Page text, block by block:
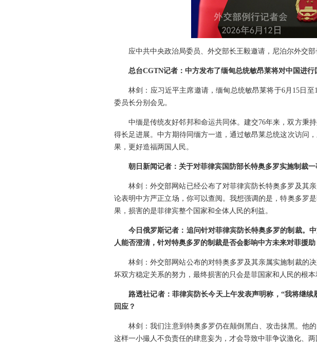
应中共中央政治局委员、外交部长王毅邀请，尼泊尔外交部
总台CGTN记者：中方发布了缅甸总统敏昂莱将对中国进
林剑：应习近平主席邀请，缅甸总统敏昂莱将于6月15日
委员长分别会见。
中缅是传统友好邻邦和命运共同体。建交76年来，双方秉
得长足进展。中方期待同缅方一道，通过敏昂莱总统这次访问
果，更好造福两国人民。
朝日新闻记者：关于对菲律宾国防部长特奥多罗实施制裁
林剑：外交部网站已经公布了对菲律宾防长特奥多罗及其
论表明中方严正立场，你可以查阅。我想强调的是，特奥多罗
果，损害的是菲律宾整个国家和全体人民的利益。
今日俄罗斯记者：追问针对菲律宾防长特奥多罗的制裁。
人能否澄清，针对特奥多罗的制裁是否会影响中方未来对菲援
林剑：外交部网站公布的对特奥多罗及其亲属实施制裁的
坏双方稳定关系的努力，最终损害的只会是菲国家和人民的根本
路透社记者：菲律宾防长今天上午发表声明称，“我将继
回应？
林剑：我们注意到特奥多罗仍在颠倒黑白、攻击抹黑。他
这样一小撮人不负责任的肆意妄为，才会导致中菲争议激化、